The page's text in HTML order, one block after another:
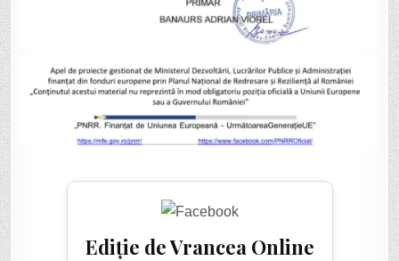
Ediție de Vrancea Online